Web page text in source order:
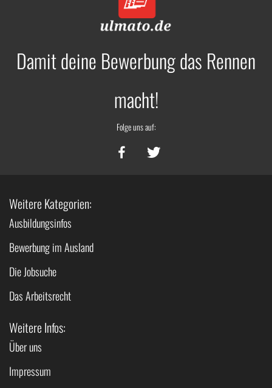
Damit deine Bewerbung das Rennen
macht!
Folge uns auf:
Weitere Kategorien:
Ausbildungsinfos
Bewerbung im Ausland
Die Jobsuche
Das Arbeitsrecht
Weitere Infos:
Über uns
Impressum